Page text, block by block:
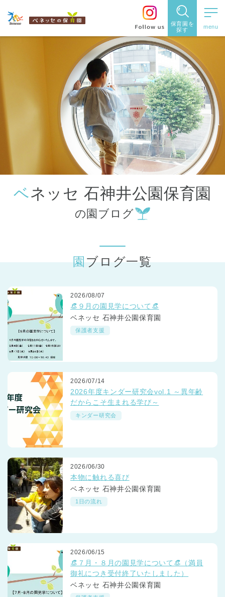
保育園を
探す
保育園を探す
住所・駅
名から探
す
都道府県
から探す
ベネッセ 石神井公園保育園
の園ブログ
園ブログ一覧
2026/08/07
👒９月の園見学について👒
ベネッセ 石神井公園保育園
保護者支援
2026/07/14
2026年度キンダー研究会vol.1 ～異年齢
だからこそ生まれる学び～
キンダー研究会
2026/06/30
本物に触れる喜び
ベネッセ 石神井公園保育園
1日の流れ
2026/06/15
👒７月・８月の園見学について👒（満員
御礼につき受付終了いたしました）
ベネッセ 石神井公園保育園